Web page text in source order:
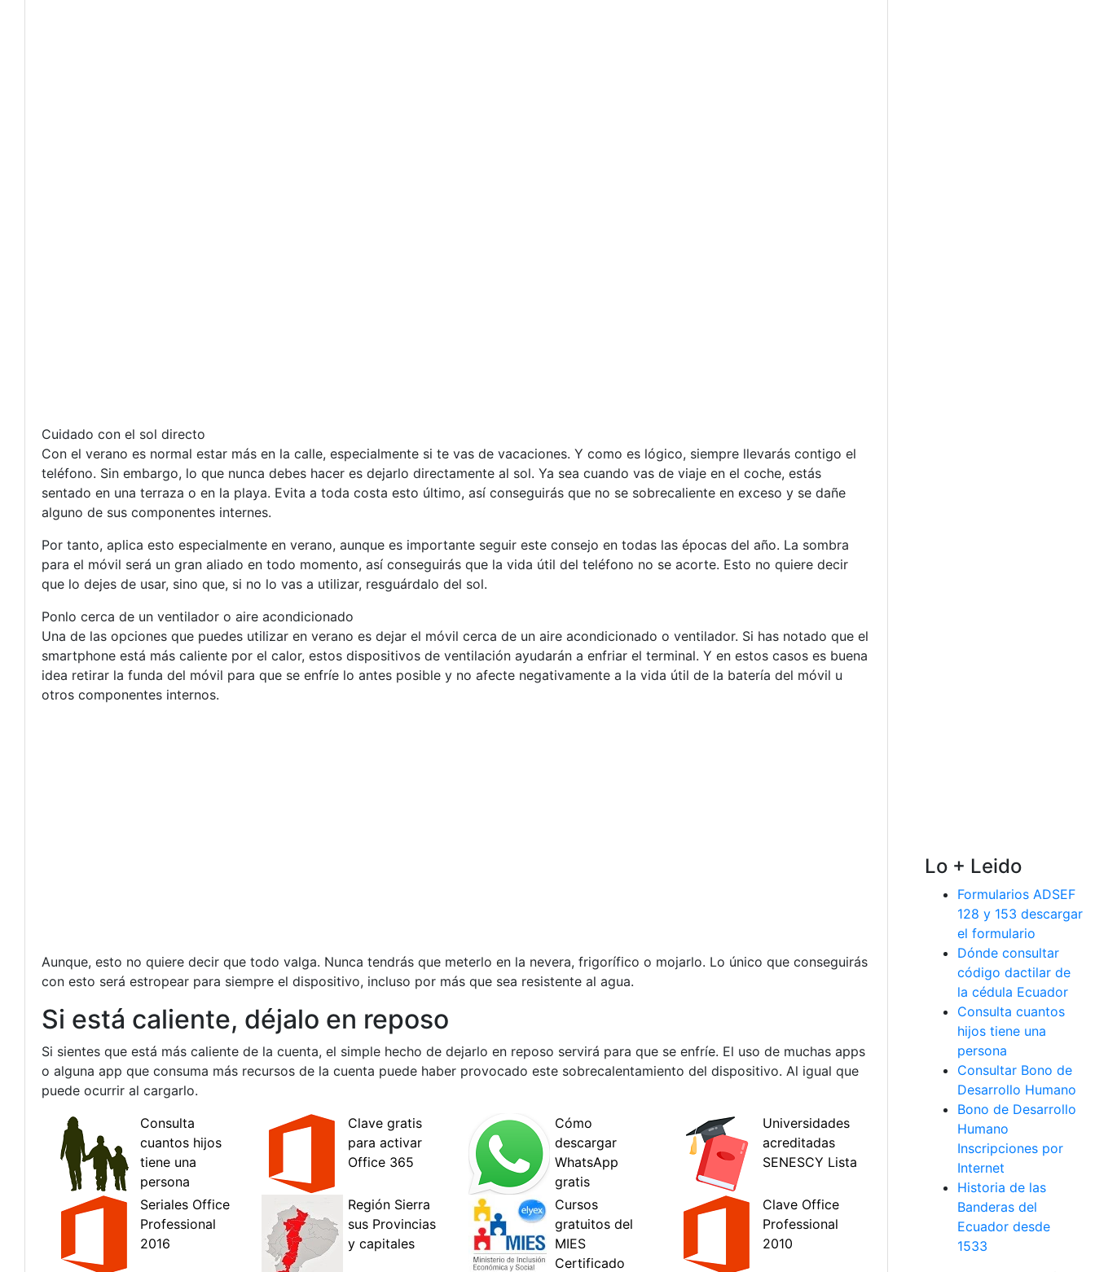
Cuidado con el sol directo
Con el verano es normal estar más en la calle, especialmente si te vas de vacaciones. Y como es lógico, siempre llevarás contigo el
teléfono. Sin embargo, lo que nunca debes hacer es dejarlo directamente al sol. Ya sea cuando vas de viaje en el coche, estás
sentado en una terraza o en la playa. Evita a toda costa esto último, así conseguirás que no se sobrecaliente en exceso y se dañe
alguno de sus componentes internes.
Por tanto, aplica esto especialmente en verano, aunque es importante seguir este consejo en todas las épocas del año. La sombra
para el móvil será un gran aliado en todo momento, así conseguirás que la vida útil del teléfono no se acorte. Esto no quiere decir
que lo dejes de usar, sino que, si no lo vas a utilizar, resguárdalo del sol.
Ponlo cerca de un ventilador o aire acondicionado
Una de las opciones que puedes utilizar en verano es dejar el móvil cerca de un aire acondicionado o ventilador. Si has notado que el
smartphone está más caliente por el calor, estos dispositivos de ventilación ayudarán a enfriar el terminal. Y en estos casos es buena
idea retirar la funda del móvil para que se enfríe lo antes posible y no afecte negativamente a la vida útil de la batería del móvil u
otros componentes internos.
Aunque, esto no quiere decir que todo valga. Nunca tendrás que meterlo en la nevera, frigorífico o mojarlo. Lo único que conseguirás
con esto será estropear para siempre el dispositivo, incluso por más que sea resistente al agua.
Si está caliente, déjalo en reposo
Si sientes que está más caliente de la cuenta, el simple hecho de dejarlo en reposo servirá para que se enfríe. El uso de muchas apps
o alguna app que consuma más recursos de la cuenta puede haber provocado este sobrecalentamiento del dispositivo. Al igual que
puede ocurrir al cargarlo.
Lo + Leido
Formularios ADSEF
128 y 153 descargar
el formulario
Dónde consultar
código dactilar de
la cédula Ecuador
Consulta cuantos
hijos tiene una
persona
Consultar Bono de
Desarrollo Humano
Bono de Desarrollo
Humano
Inscripciones por
Internet
Historia de las
Banderas del
Ecuador desde
1533